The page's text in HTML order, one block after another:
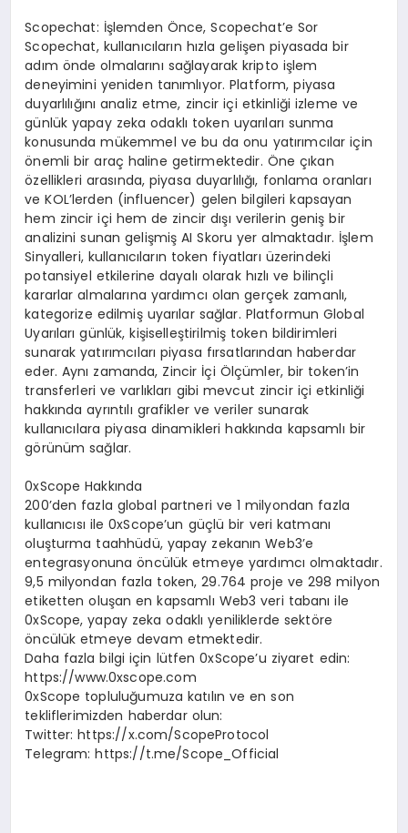
Scopechat: İşlemden Önce, Scopechat’e Sor
Scopechat, kullanıcıların hızla gelişen piyasada bir
adım önde olmalarını sağlayarak kripto işlem
deneyimini yeniden tanımlıyor. Platform, piyasa
duyarlılığını analiz etme, zincir içi etkinliği izleme ve
günlük yapay zeka odaklı token uyarıları sunma
konusunda mükemmel ve bu da onu yatırımcılar için
önemli bir araç haline getirmektedir. Öne çıkan
özellikleri arasında, piyasa duyarlılığı, fonlama oranları
ve KOL’lerden (influencer) gelen bilgileri kapsayan
hem zincir içi hem de zincir dışı verilerin geniş bir
analizini sunan gelişmiş AI Skoru yer almaktadır. İşlem
Sinyalleri, kullanıcıların token fiyatları üzerindeki
potansiyel etkilerine dayalı olarak hızlı ve bilinçli
kararlar almalarına yardımcı olan gerçek zamanlı,
kategorize edilmiş uyarılar sağlar. Platformun Global
Uyarıları günlük, kişiselleştirilmiş token bildirimleri
sunarak yatırımcıları piyasa fırsatlarından haberdar
eder. Aynı zamanda, Zincir İçi Ölçümler, bir token’in
transferleri ve varlıkları gibi mevcut zincir içi etkinliği
hakkında ayrıntılı grafikler ve veriler sunarak
kullanıcılara piyasa dinamikleri hakkında kapsamlı bir
görünüm sağlar.
0xScope Hakkında
200’den fazla global partneri ve 1 milyondan fazla
kullanıcısı ile 0xScope’un güçlü bir veri katmanı
oluşturma taahhüdü, yapay zekanın Web3’e
entegrasyonuna öncülük etmeye yardımcı olmaktadır.
9,5 milyondan fazla token, 29.764 proje ve 298 milyon
etiketten oluşan en kapsamlı Web3 veri tabanı ile
0xScope, yapay zeka odaklı yeniliklerde sektöre
öncülük etmeye devam etmektedir.
Daha fazla bilgi için lütfen 0xScope’u ziyaret edin:
https://www.0xscope.com
0xScope topluluğumuza katılın ve en son
tekliflerimizden haberdar olun:
Twitter: https://x.com/ScopeProtocol
Telegram: https://t.me/Scope_Official